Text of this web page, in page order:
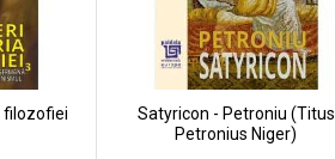
filozofiei
Satyricon - Petroniu (Titus
Petronius Niger)